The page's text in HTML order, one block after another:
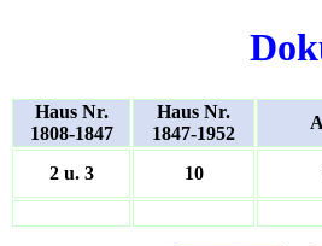
Haus Nr.
1808-1847
Haus Nr.
1847-1952
2 u. 3
10